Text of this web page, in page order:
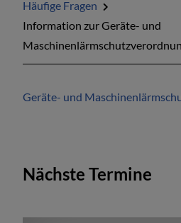
Informationen für
Nächste Termine
Häufige Fragen
Information zur Geräte- und
Geräte- und